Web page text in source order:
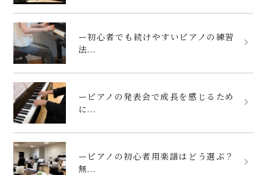
ー初心者でも続けやすいピアノの練習
法...
ーピアノの発表会で成長を感じるため
に...
ーピアノの初心者用楽譜はどう選ぶ？
無...